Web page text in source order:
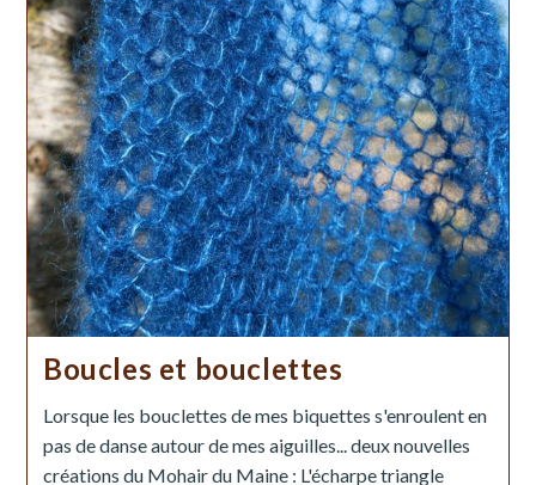
Boucles et bouclettes
Lorsque les bouclettes de mes biquettes s'enroulent en
pas de danse autour de mes aiguilles... deux nouvelles
créations du Mohair du Maine : L'écharpe triangle